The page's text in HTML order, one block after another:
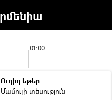
01:00
Ուղիղ եթեր
Մամուլի տեսություն